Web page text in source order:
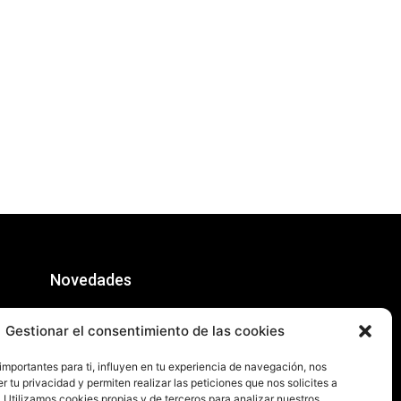
Gestionar el consentimiento de las cookies
para ti, influyen en tu experiencia de navegación, nos
tu privacidad y permiten realizar las peticiones que nos solicites a
Novedades
junio 16, 2026
abril 27, 2026